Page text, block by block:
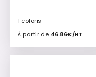
À partir de 46.86€/HT
1 coloris
Ajouter à mon devis